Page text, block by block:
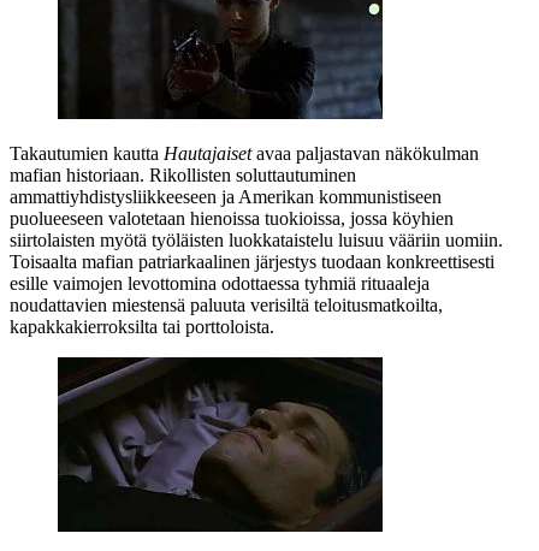
Takautumien kautta Hautajaisetavaa paljastavan näkökulman
mafian historiaan. Rikollisten soluttautuminen
ammattiyhdistysliikkeeseen ja Amerikan kommunistiseen
puolueeseen valotetaan hienoissa tuokioissa, jossa köyhien
siirtolaisten myötä työläisten luokkataistelu luisuu vääriin uomiin.
Toisaalta mafian patriarkaalinen järjestys tuodaan konkreettisesti
esille vaimojen levottomina odottaessa tyhmiä rituaaleja
noudattavien miestensä paluuta verisiltä teloitusmatkoilta,
kapakkakierroksilta tai porttoloista.